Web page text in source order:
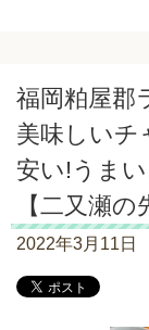
福岡粕屋郡
美味しいチ
安い!うま
【二又瀬
2022年3月11日